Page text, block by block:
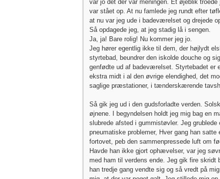
var jo det der var meningen. Et øjeblik troede
var stået op. At nu famlede jeg rundt efter
at nu var jeg ude i badeværelset og drejede
Så opdagede jeg, at jeg stadig lå i sengen.
Ja, ja! Bare rolig! Nu kommer jeg jo.
Jeg hører egentlig ikke til dem, der højlydt
styrtebad, beundrer den iskolde douche og
genfødte ud af badeværelset. Styrtebadet er
ekstra midt i al den øvrige elendighed, det
saglige præstationer, i tænderskærende
Så gik jeg ud i den gudsforladte verden.
øjnene. I begyndelsen holdt jeg mig bag en
slubrede afsted i gummistøvler. Jeg grublede
pneumatiske problemer, Hver gang han satte
fortovet, peb den sammenpressede luft om
Havde han ikke gjort ophævelser, var jeg
med ham til verdens ende. Jeg gik fire skridt
han tredje gang vendte sig og så vredt på